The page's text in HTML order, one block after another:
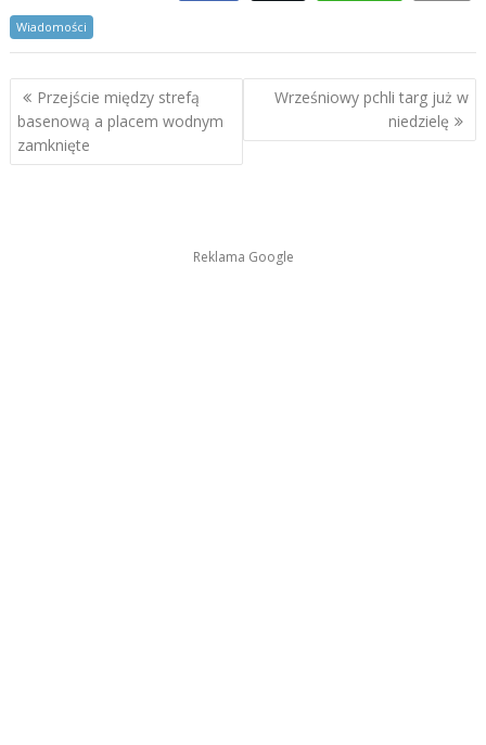
Wiadomości
Nawigacja
wpisu
Przejście między strefą
basenową a placem wodnym
zamknięte
Wrześniowy pchli targ już w
niedzielę
Reklama Google